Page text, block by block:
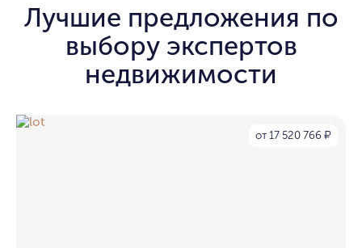
Лучшие предложения по
выбору экспертов
недвижимости
от 17 520 766 ₽